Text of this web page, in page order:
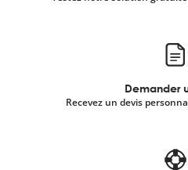
Demander
Recevez un devis